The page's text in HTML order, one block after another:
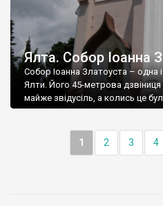
Ялта. Собор Іоанна
Собор Іоанна Златоуста – одна
Ялти. Його 45-метрова дзвіниця
майже звідусіль, а колись це
1 2 3 4